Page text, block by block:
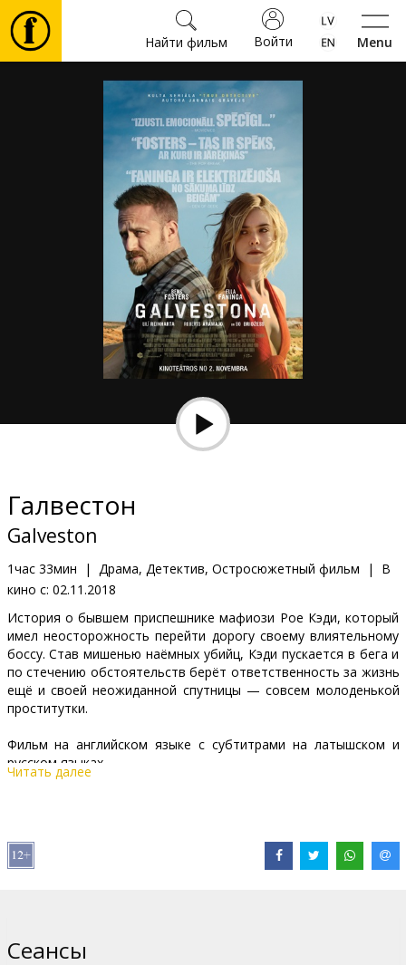
Menu
Войти
Найти фильм
Фильмы
Культура
Мероприятия
Подарки
Клуб
Галвестон
Galveston
1час 33мин | Драма, Детектив, Остросюжетный фильм |
В
кино с: 02.11.2018
История о бывшем приспешнике мафиози Рое Кэди, который
имел неосторожность перейти дорогу своему влиятельному
боссу. Став мишенью наёмных убийц, Кэди пускается в бега и
по стечению обстоятельств берёт ответственность за жизнь
ещё и своей неожиданной спутницы — совсем молоденькой
проститутки.
Фильм на английском языке с субтитрами на латышском и
русском языках.
Pежиссер :
В ролях:
Beau Bridges
María Valverde
Читать далее
Сеансы